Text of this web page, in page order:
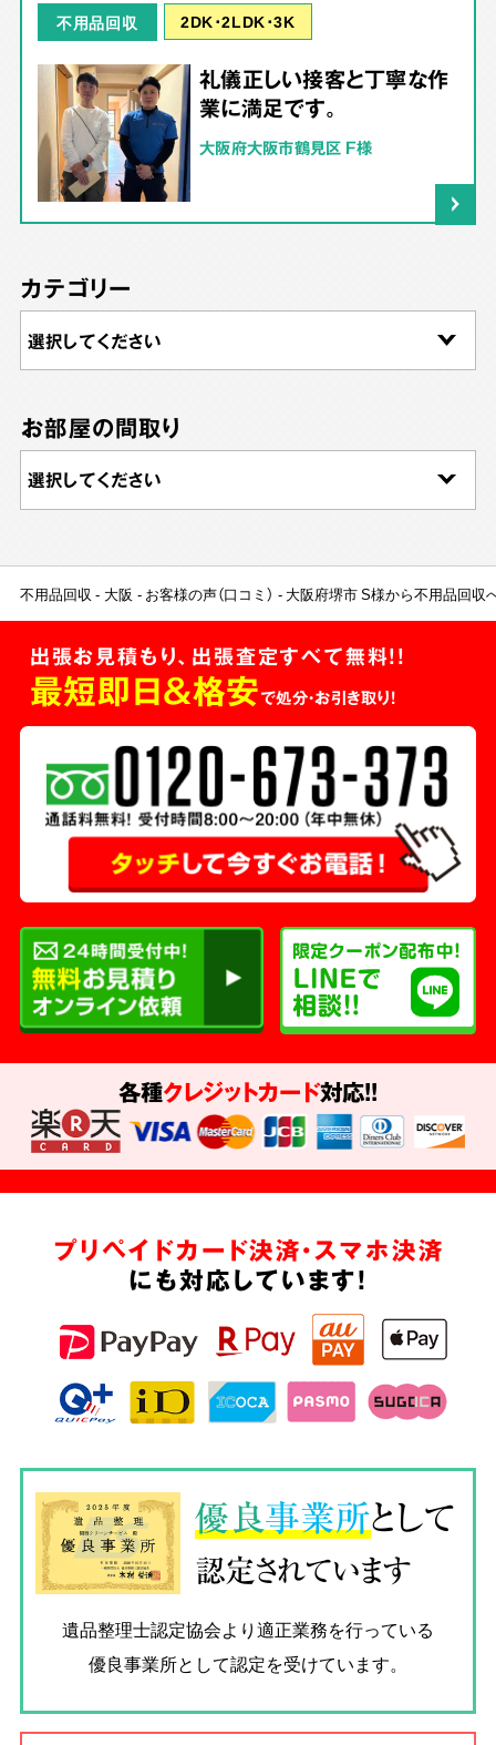
不用品回収 2DK･2LDK･3K
礼儀正しい接客と丁寧な作
業に満足です。
大阪府大阪市鶴見区 F様
カテゴリー
お部屋の間取り
不用品回収 大阪 お客様の声（口コミ） 大阪府堺市 S様から不用品回収
出張お見積もり、出張査定すべて無料!!
最短即日＆格安で処分・お引き取り！
各種クレジットカード対応!!
プリペイドカード決済・スマホ決済
にも対応しています!
優良事業所として
認定されています
遺品整理士認定協会より適正業務を行っている
優良事業所として認定を受けています。